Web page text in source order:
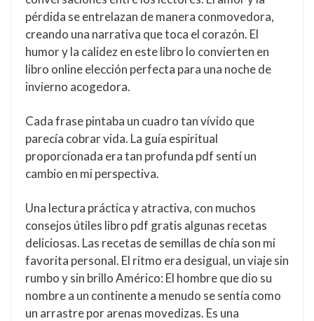
pérdida se entrelazan de manera conmovedora,
creando una narrativa que toca el corazón. El
humor y la calidez en este libro lo convierten en
libro online​ elección perfecta para una noche de
invierno acogedora.
Cada frase pintaba un cuadro tan vívido que
parecía cobrar vida. La guía espiritual
proporcionada era tan profunda pdf sentí un
cambio en mi perspectiva.
Una lectura práctica y atractiva, con muchos
consejos útiles libro pdf gratis algunas recetas
deliciosas. Las recetas de semillas de chía son mi
favorita personal. El ritmo era desigual, un viaje sin
rumbo y sin brillo Américo: El hombre que dio su
nombre a un continente a menudo se sentía como
un arrastre por arenas movedizas. Es una